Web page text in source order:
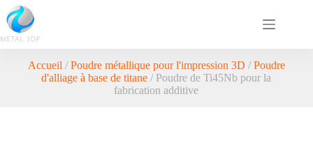
Accueil / Poudre métallique pour l'impression 3D / Poudre
d'alliage à base de titane / Poudre de Ti45Nb pour la
fabrication additive